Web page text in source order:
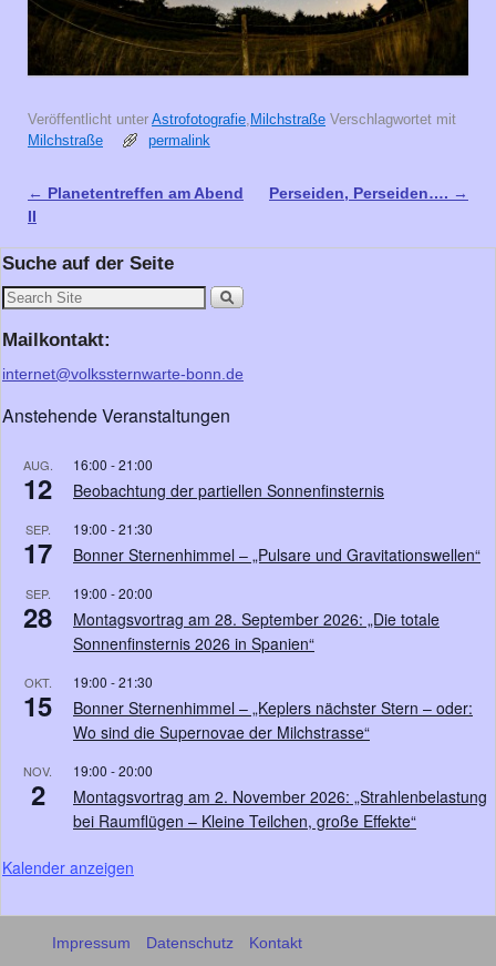
Veröffentlicht unter Astrofotografie Milchstraße Verschlagwortet mit
Milchstraße
permalink
Artikelnavigation
← Planetentreffen am Abend
II
Perseiden, Perseiden…. →
Suche auf der Seite
Mailkontakt:
internet@volkssternwarte-bonn.de
Anstehende Veranstaltungen
AUG.
12
16:00 -21:00
Beobachtung der partiellen Sonnenfinsternis
SEP.
17
19:00 -21:30
Bonner Sternenhimmel – „Pulsare und Gravitationswellen“
SEP.
28
19:00 -20:00
Montagsvortrag am 28. September 2026: „Die totale
Sonnenfinsternis 2026 in Spanien“
OKT.
15
19:00 -21:30
Bonner Sternenhimmel – „Keplers nächster Stern – oder:
Wo sind die Supernovae der Milchstrasse“
NOV.
2
19:00 -20:00
Montagsvortrag am 2. November 2026: „Strahlenbelastung
bei Raumflügen – Kleine Teilchen, große Effekte“
Kalender anzeigen
Impressum Datenschutz Kontakt